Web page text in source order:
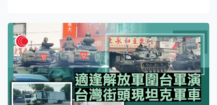
護人賠償8萬元人民幣，但監護人指費用過高，未成年人對
風險認知不足，認為雪場亦應負上責任。 滑雪場辯稱持有
高危險性體育項目經營許可證，場內亦有廣播、警示等，
法院最終判決指滑雪場已履行安全保障義務，毋須承擔賠
償責任。而根據滑雪安全規範應遵循優先原則，前面的滑
行者對雪道享有優先權。北京市平谷區人民法院法官烏雲
嘎：「法院在處理滑雪者之間碰撞糾紛的時候，一般適用